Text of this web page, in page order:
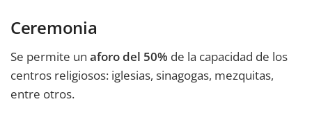
Ceremonia
Se permite un aforo del 50% de la capacidad de los
centros religiosos: iglesias, sinagogas, mezquitas,
entre otros.